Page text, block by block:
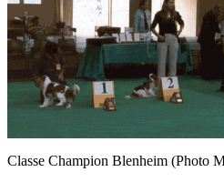
Classe Champion Blenheim (Photo